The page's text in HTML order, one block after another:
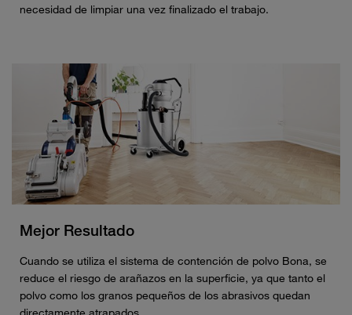
necesidad de limpiar una vez finalizado el trabajo.
Mejor Resultado
Cuando se utiliza el sistema de contención de polvo Bona, se
reduce el riesgo de arañazos en la superficie, ya que tanto el
polvo como los granos pequeños de los abrasivos quedan